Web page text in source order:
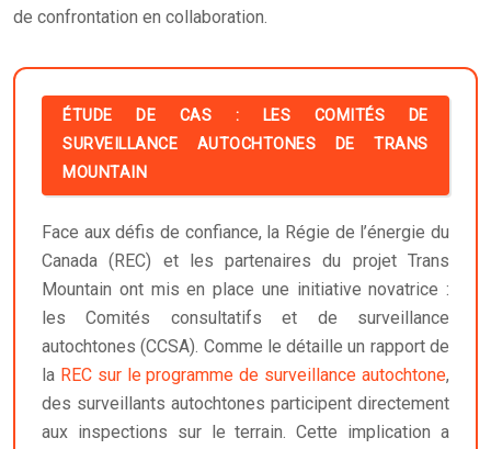
de confrontation en collaboration.
ÉTUDE DE CAS : LES COMITÉS DE
SURVEILLANCE AUTOCHTONES DE TRANS
MOUNTAIN
Face aux défis de confiance, la Régie de l’énergie du
Canada (REC) et les partenaires du projet Trans
Mountain ont mis en place une initiative novatrice :
les Comités consultatifs et de surveillance
autochtones (CCSA). Comme le détaille un rapport de
la REC sur le programme de surveillance autochtone,
des surveillants autochtones participent directement
aux inspections sur le terrain. Cette implication a